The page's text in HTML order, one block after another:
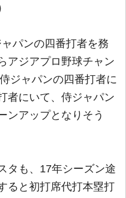
パンの四番打者を務
アジアプロ野球チャン
ジャパンの四番打者に
者にいて、侍ジャパン
ンアップとなりそう
タも、17年シーズン途
ると初打席代打本塁打